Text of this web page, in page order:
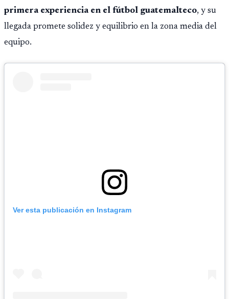
primera experiencia en el fútbol guatemalteco, y su
llegada promete solidez y equilibrio en la zona media del
equipo.
Ver esta publicación en Instagram